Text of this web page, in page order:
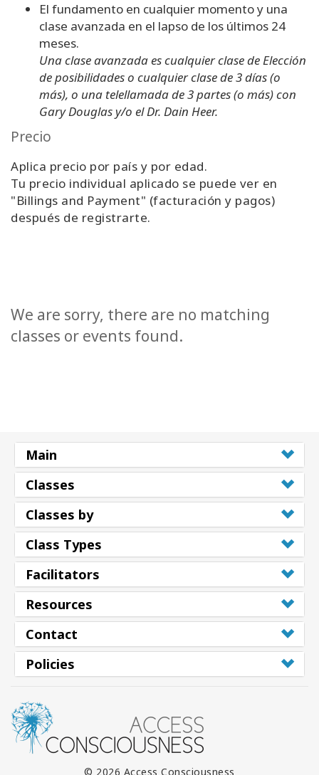
El fundamento en cualquier momento y una
clase avanzada en el lapso de los últimos 24
meses.
Una clase avanzada es cualquier clase de Elección
de posibilidades o cualquier clase de 3 días (o
más), o una telellamada de 3 partes (o más) con
Gary Douglas y/o el Dr. Dain Heer.
Precio
Aplica precio por país y por edad.
Tu precio individual aplicado se puede ver en
"Billings and Payment" (facturación y pagos)
después de registrarte.
We are sorry, there are no matching
classes or events found.
Main
Classes
Classes by
Class Types
Facilitators
Resources
Contact
Policies
© 2026 Access Consciousness